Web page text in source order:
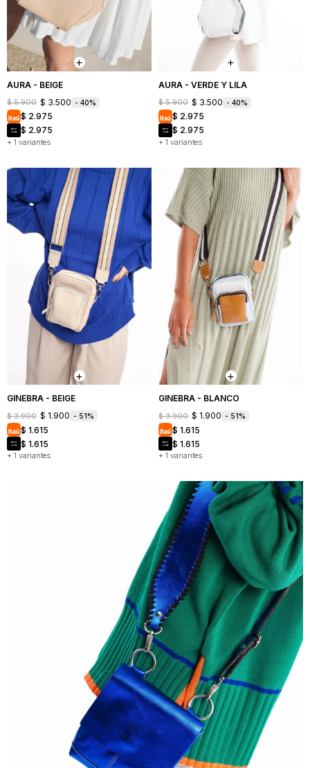
AURA - BEIGE
+ 1 variantes
$ 5.900 $ 3.500 40
$ 2.975
$ 2.975
AURA - VERDE Y LILA
+ 1 variantes
$ 5.900 $ 3.500 40
$ 2.975
$ 2.975
GINEBRA - BEIGE
+ 1 variantes
$ 3.900 $ 1.900 51
$ 1.615
$ 1.615
GINEBRA - BLANCO
+ 1 variantes
$ 3.900 $ 1.900 51
$ 1.615
$ 1.615
Buzos
y
sacos
Shorts
y
faldas
Denim
Mochilas
y
Carteras
Bufandas